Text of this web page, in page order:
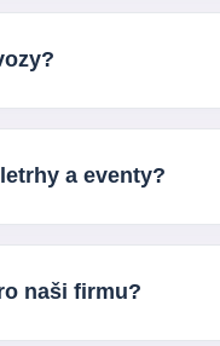
a eventy?
naši firmu?